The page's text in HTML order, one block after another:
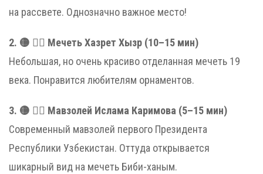
на рассвете. Однозначно важное место!
2. 🟡 🚶‍♂️ Мечеть Хазрет Хызр (10–15 мин)
Небольшая, но очень красиво отделанная мечеть 19
века. Понравится любителям орнаментов.
3. 🟡 🚶‍♂️ Мавзолей Ислама Каримова (5–15 мин)
Современный мавзолей первого Президента
Республики Узбекистан. Оттуда открывается
шикарный вид на мечеть Биби-ханым.